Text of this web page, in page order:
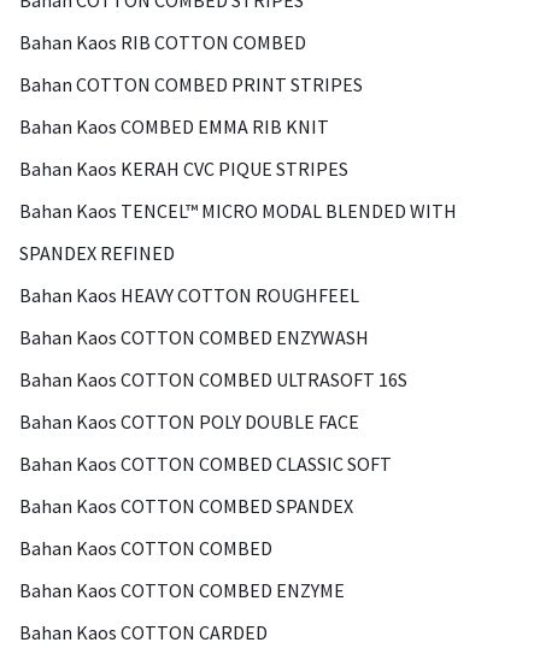
Bahan Kaos RIB COTTON COMBED
Bahan COTTON COMBED PRINT STRIPES
Bahan Kaos COMBED EMMA RIB KNIT
Bahan Kaos KERAH CVC PIQUE STRIPES
Bahan Kaos TENCEL™ MICRO MODAL BLENDED WITH
SPANDEX REFINED
Bahan Kaos HEAVY COTTON ROUGHFEEL
Bahan Kaos COTTON COMBED ENZYWASH
Bahan Kaos COTTON COMBED ULTRASOFT 16S
Bahan Kaos COTTON POLY DOUBLE FACE
Bahan Kaos COTTON COMBED CLASSIC SOFT
Bahan Kaos COTTON COMBED SPANDEX
Bahan Kaos COTTON COMBED
Bahan Kaos COTTON COMBED ENZYME
Bahan Kaos COTTON CARDED